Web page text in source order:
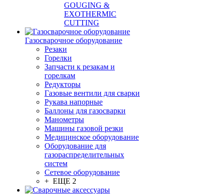
GOUGING &
EXOTHERMIC
CUTTING
Газосварочное оборудование
Резаки
Горелки
Запчасти к резакам и
горелкам
Редукторы
Газовые вентили для сварки
Рукава напорные
Баллоны для газосварки
Манометры
Машины газовой резки
Медицинское оборудование
Оборудование для
газораспределительных
систем
Сетевое оборудование
+ ЕЩЕ 2